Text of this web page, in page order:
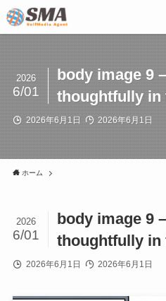
body image 9
thoughtfully in
2026
6/01
2026年6月1日 2026年6月1日
ホーム
body image 9
thoughtfully in
2026
6/01
2026年6月1日 2026年6月1日